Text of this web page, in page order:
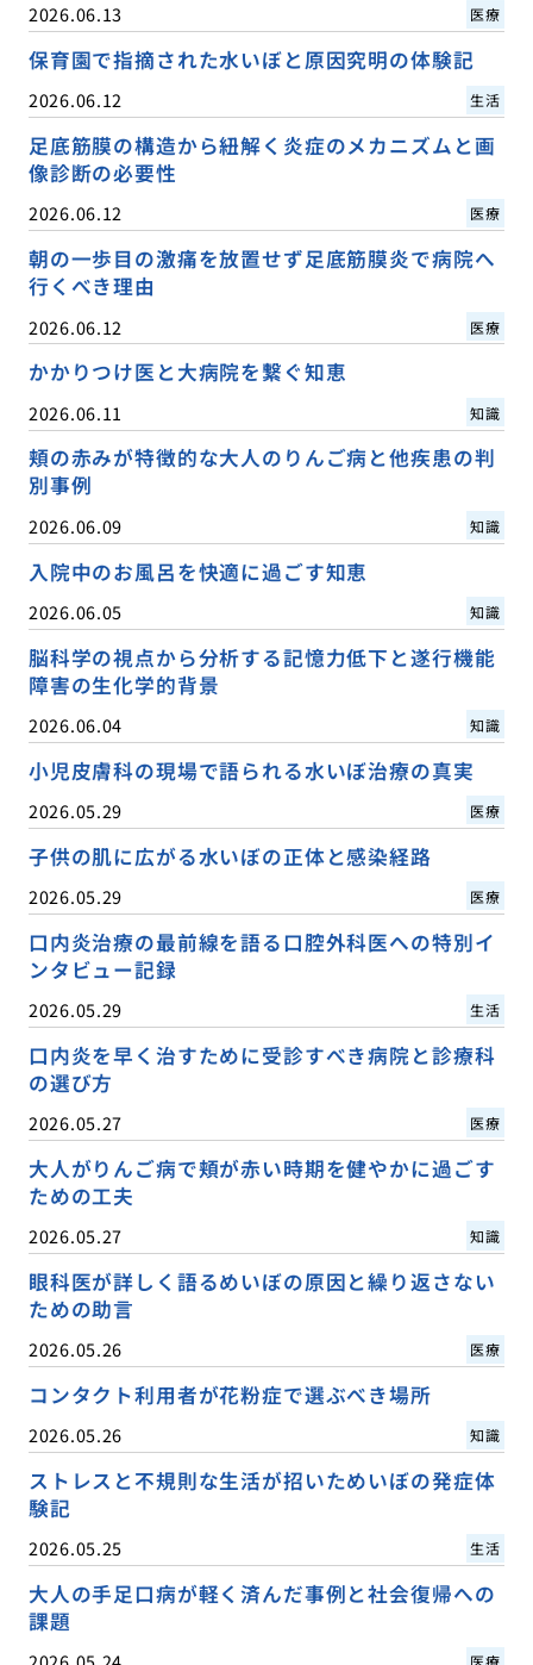
2026.06.13 医療
保育園で指摘された水いぼと原因究明の体験記
2026.06.12 生活
足底筋膜の構造から紐解く炎症のメカニズムと画
像診断の必要性
2026.06.12 医療
朝の一歩目の激痛を放置せず足底筋膜炎で病院へ
行くべき理由
2026.06.12 医療
かかりつけ医と大病院を繋ぐ知恵
2026.06.11 知識
頬の赤みが特徴的な大人のりんご病と他疾患の判
別事例
2026.06.09 知識
入院中のお風呂を快適に過ごす知恵
2026.06.05 知識
脳科学の視点から分析する記憶力低下と遂行機能
障害の生化学的背景
2026.06.04 知識
小児皮膚科の現場で語られる水いぼ治療の真実
2026.05.29 医療
子供の肌に広がる水いぼの正体と感染経路
2026.05.29 医療
口内炎治療の最前線を語る口腔外科医への特別イ
ンタビュー記録
2026.05.29 生活
口内炎を早く治すために受診すべき病院と診療科
の選び方
2026.05.27 医療
大人がりんご病で頬が赤い時期を健やかに過ごす
ための工夫
2026.05.27 知識
眼科医が詳しく語るめいぼの原因と繰り返さない
ための助言
2026.05.26 医療
コンタクト利用者が花粉症で選ぶべき場所
2026.05.26 知識
ストレスと不規則な生活が招いためいぼの発症体
験記
2026.05.25 生活
大人の手足口病が軽く済んだ事例と社会復帰への
課題